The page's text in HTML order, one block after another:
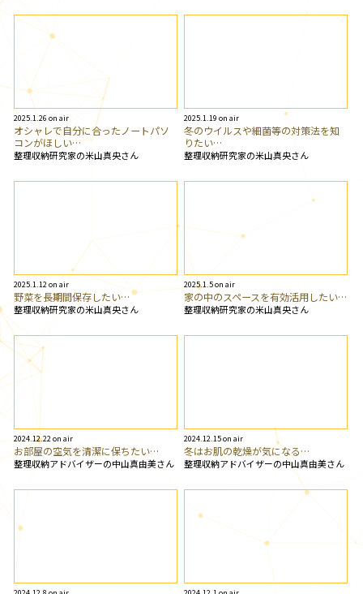
2025.1.26 on air
オシャレで自分に合ったノートパソ
コンがほしい…
整理収納研究家の米山真央さん
2025.1.19 on air
冬のウイルスや細菌等の対策法を知
りたい…
整理収納研究家の米山真央さん
2025.1.12 on air
野菜を長期間保存したい…
整理収納研究家の米山真央さん
2025.1.5 on air
家の中のスペースを有効活用したい…
整理収納研究家の米山真央さん
2024.12.22 on air
お部屋の空気を清潔に保ちたい…
整理収納アドバイザーの中山真由美さん
2024.12.15 on air
冬はお肌の乾燥が気になる…
整理収納アドバイザーの中山真由美さん